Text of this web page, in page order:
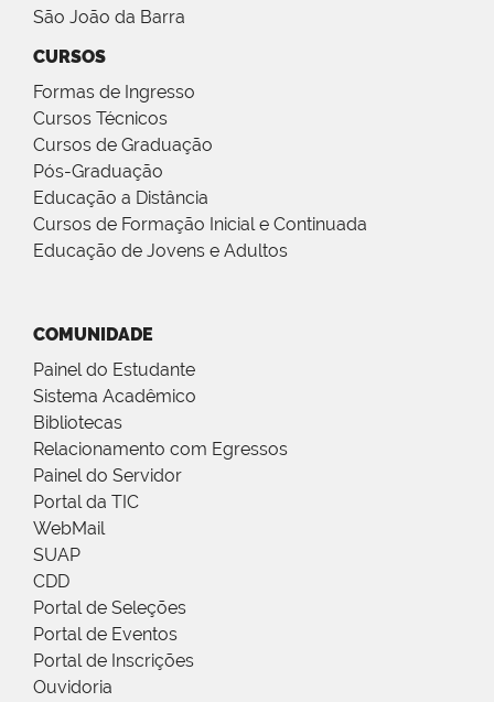
São João da Barra
CURSOS
Formas de Ingresso
Cursos Técnicos
Cursos de Graduação
Pós-Graduação
Educação a Distância
Cursos de Formação Inicial e Continuada
Educação de Jovens e Adultos
COMUNIDADE
Painel do Estudante
Sistema Acadêmico
Bibliotecas
Relacionamento com Egressos
Painel do Servidor
Portal da TIC
WebMail
SUAP
CDD
Portal de Seleções
Portal de Eventos
Portal de Inscrições
Ouvidoria